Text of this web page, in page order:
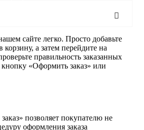
сайте легко. Просто добавьте
а затем перейдите на
правильность заказанных
«Оформить заказ» или
позволяет покупателю не
оформления заказа